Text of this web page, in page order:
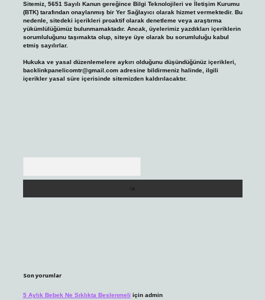
Sitemiz, 5651 Sayılı Kanun gereğince Bilgi Teknolojileri ve İletişim Kurumu
(BTK) tarafından onaylanmış bir Yer Sağlayıcı olarak hizmet vermektedir. Bu
nedenle, sitedeki içerikleri proaktif olarak denetleme veya araştırma
yükümlülüğümüz bulunmamaktadır. Ancak, üyelerimiz yazdıkları içeriklerin
sorumluluğunu taşımakta olup, siteye üye olarak bu sorumluluğu kabul
etmiş sayılırlar.
Hukuka ve yasal düzenlemelere aykırı olduğunu düşündüğünüz içerikleri,
backlinkpanelicomtr@gmail.comadresine bildirmeniz halinde, ilgili
içerikler yasal süre içerisinde sitemizden kaldırılacaktır.
Son yorumlar
5 Aylık Bebek Ne Sıklıkta Beslenmeli için admin